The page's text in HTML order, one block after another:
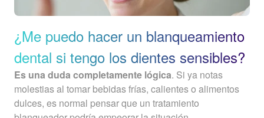
¿Me puedo hacer un blanqueamiento
dental si tengo los dientes sensibles?
Es una duda completamente lógica. Si ya notas
molestias al tomar bebidas frías, calientes o alimentos
dulces, es normal pensar que un tratamiento